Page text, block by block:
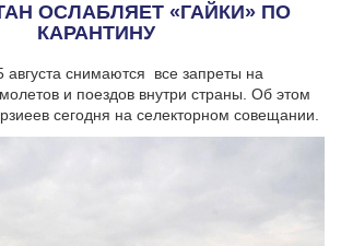
ОСЛАБЛЯЕТ «ГАЙКИ» ПО
КАРАНТИНУ
августа снимаются все запреты на
и поездов внутри страны. Об этом
сегодня на селекторном совещании.